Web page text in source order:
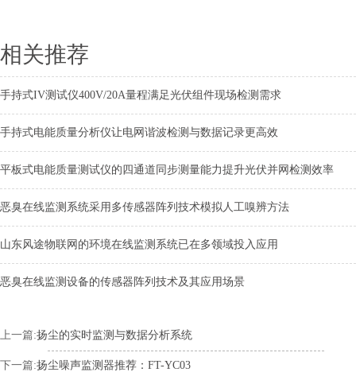
相关推荐
手持式IV测试仪400V/20A量程满足光伏组件现场检测需求
手持式电能质量分析仪让电网谐波检测与数据记录更高效
平板式电能质量测试仪的四通道同步测量能力提升光伏并网检测效率
恶臭在线监测系统采用多传感器阵列技术模拟人工嗅辨方法
山东风途物联网的环境在线监测系统已在多领域投入应用
恶臭在线监测设备的传感器阵列技术及其应用场景
上一篇:扬尘的实时监测与数据分析系统
下一篇:扬尘噪声监测器推荐：FT-YC03